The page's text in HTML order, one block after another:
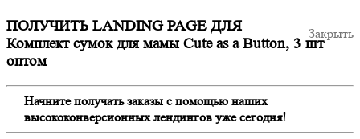
Закрыть
ПОЛУЧИТЬ LANDING PAGE ДЛЯ
Комплект сумок для мамы Cute as a Button, 3 шт
оптом
Начните получать заказы с помощью наших
высококонверсионных лендингов уже сегодня!